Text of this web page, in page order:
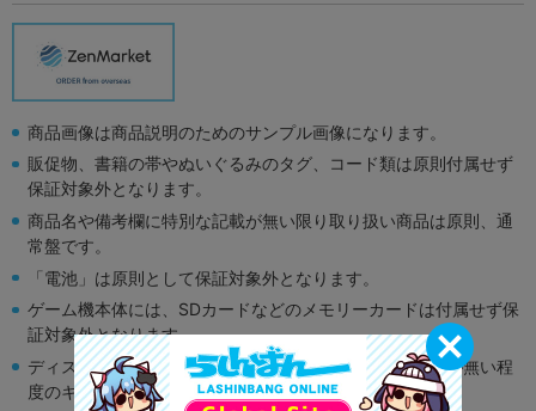
商品画像は商品説明のためのサンプル画像になります。
販促物、書籍の帯やぬいぐるみのタグ、コード類は原則付属せず
保証対象外となります。
商品名や備考欄に特別な記載が無い限り取り扱い商品は原則、通
常盤です。
「電池」は原則として保証対象外となります。
ゲーム機本体には、SDカードなどのメモリーカードは付属せず保
証対象外となります。
ディスク類の読み取り面のキズに関しまして再生に支障が無い程
度のキズがある場合がございます。